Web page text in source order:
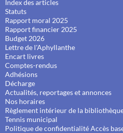
Index des articles
Statuts
Rapport moral 2025
Rapport financier 2025
Budget 2026
Lettre de l'Aphyllanthe
Encart livres
Comptes-rendus
Adhésions
Décharge
Actualités, reportages et annonces
Nos horaires
Règlement intérieur de la
Tennis municipal
Politique de confidentialitéAccès